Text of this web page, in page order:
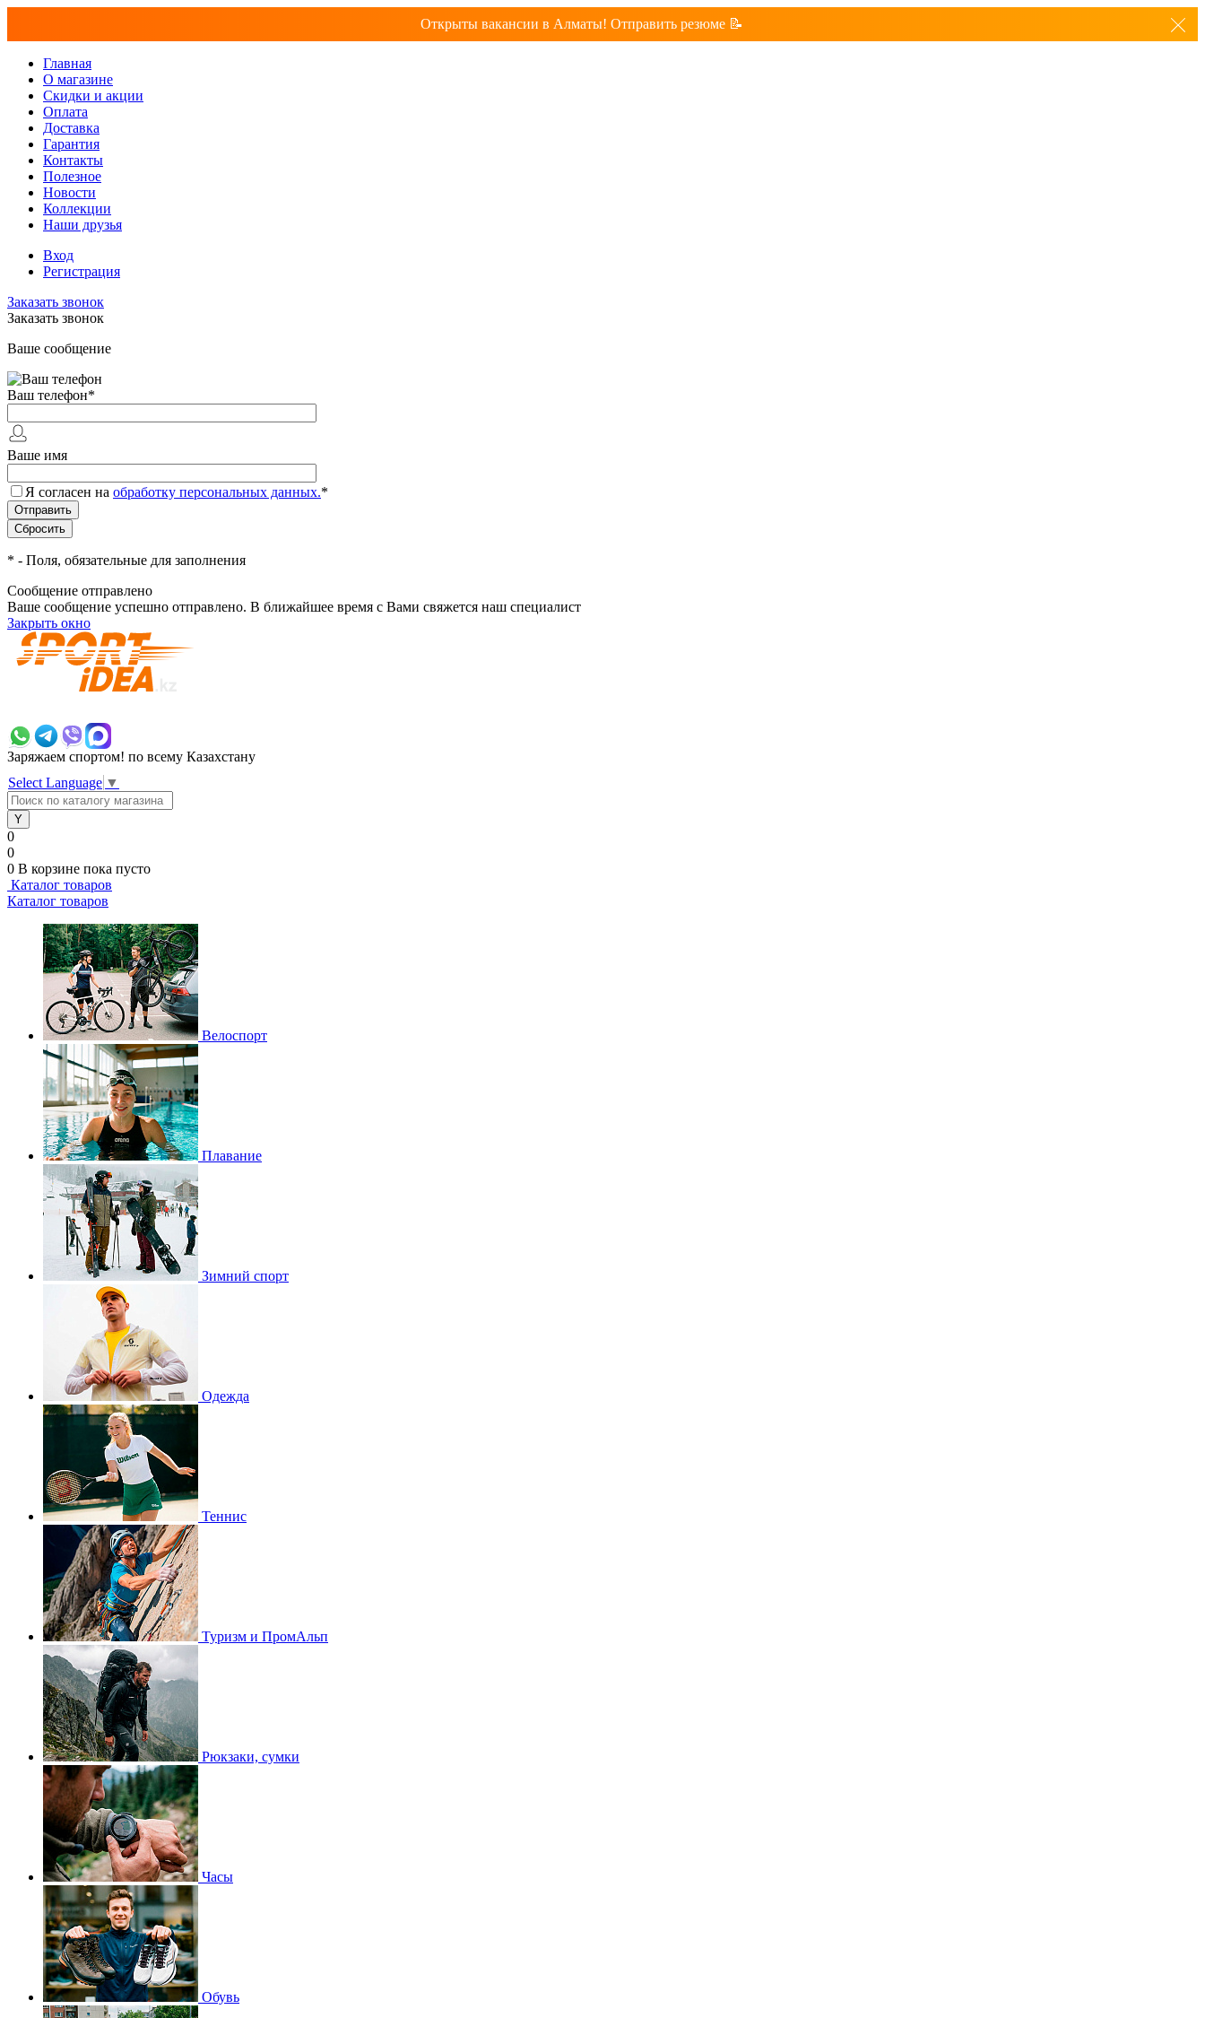
Открыты вакансии в Алматы! Отправить резюме 📝
Главная
О магазине
Скидки и акции
Оплата
Доставка
Гарантия
Контакты
Полезное
Новости
Коллекции
Наши друзья
Вход
Регистрация
Заказать звонок
Заказать звонок
Ваше сообщение
Ваш телефон*
Ваше имя
Я согласен на обработку персональных данных.*
* - Поля, обязательные для заполнения
Сообщение отправлено
Ваше сообщение успешно отправлено. В ближайшее время с Вами свяжется наш специалист
Закрыть окно
Заряжаем спортом! по всему Казахстану
Select Language ▼
0
0
0 В корзине пока пусто
Каталог товаров
Каталог товаров
Велоспорт
Плавание
Зимний спорт
Одежда
Теннис
Туризм и ПромАльп
Рюкзаки, сумки
Часы
Обувь